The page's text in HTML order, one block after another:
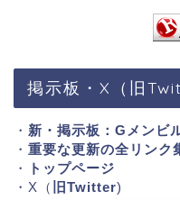
掲示板・X（旧
・ 新・掲示板：Gメンビ
・ 重要な更新の全リンク
・
トップページ
・X（ 旧Twitter)